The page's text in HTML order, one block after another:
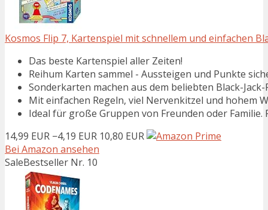
Kosmos Flip 7, Kartenspiel mit schnellem und einfachen
Das beste Kartenspiel aller Zeiten!
Reihum Karten sammel - Aussteigen und Punkte
Sonderkarten machen aus dem beliebten Black-
Mit einfachen Regeln, viel Nervenkitzel und hohem
Ideal für große Gruppen von Freunden oder Familie.
14,99 EUR −4,19 EUR 10,80 EUR
Bei Amazon ansehen
SaleBestseller Nr. 10